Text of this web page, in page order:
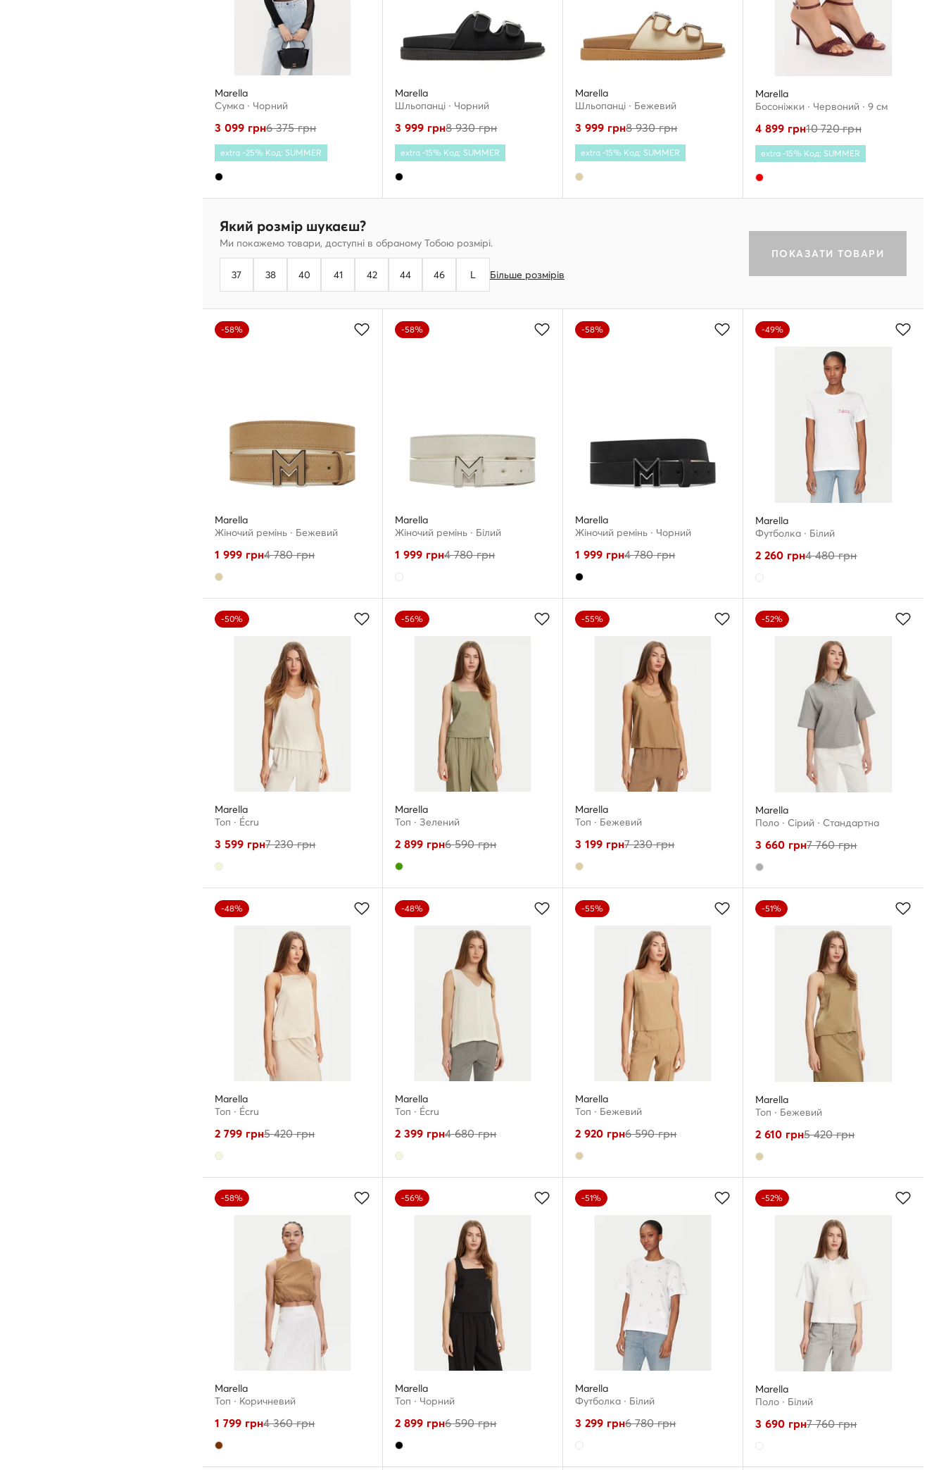
Marella
Сумка · Чорний
3 099 грн6 375грн
extra -25% Код: SUMMER
Marella
Шльопанці · Чорний
3 999 грн8 930грн
extra -15% Код: SUMMER
Marella
Шльопанці · Бежевий
3 999 грн8 930грн
extra -15% Код: SUMMER
Marella
Босоніжки · Червоний · 9 см
4 899 грн10 720грн
extra -15% Код: SUMMER
Який розмір шукаєш?
Ми покажемо товари, доступні в обраному Тобою розмірі.
37 38 40 41 42 44 46 L Більше розмірів
ПОКАЗАТИ ТОВАРИ
-58%
Marella
Жіночий ремінь · Бежевий
1 999 грн4 780грн
-58%
Marella
Жіночий ремінь · Білий
1 999 грн4 780грн
-58%
Marella
Жіночий ремінь · Чорний
1 999 грн4 780грн
-49%
Marella
Футболка · Білий
2 260 грн4 480грн
-50%
Marella
Топ · Écru
3 599 грн7 230грн
-56%
Marella
Топ · Зелений
2 899 грн6 590грн
-55%
Marella
Топ · Бежевий
3 199 грн7 230грн
-52%
Marella
Поло · Сірий · Стандартна
3 660 грн7 760грн
-48%
Marella
Топ · Écru
2 799 грн5 420грн
-48%
Marella
Топ · Écru
2 399 грн4 680грн
-55%
Marella
Топ · Бежевий
2 920 грн6 590грн
-51%
Marella
Топ · Бежевий
2 610 грн5 420грн
-58%
Marella
Топ · Коричневий
1 799 грн4 360грн
-56%
Marella
Топ · Чорний
2 899 грн6 590грн
-51%
Marella
Футболка · Білий
3 299 грн6 780грн
-52%
Marella
Поло · Білий
3 690 грн7 760грн